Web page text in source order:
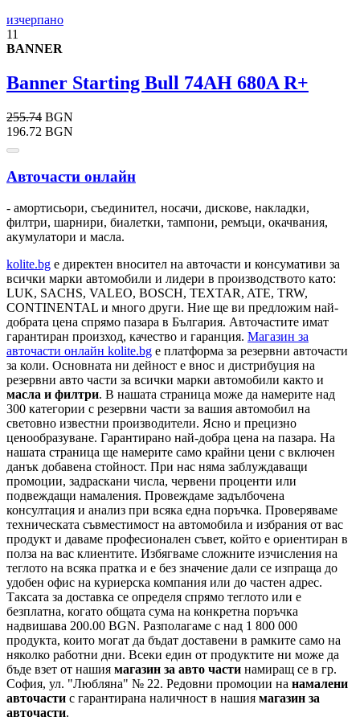
изчерпано
11
BANNER
Banner Starting Bull 74AH 680A R+
255.74 BGN
196.72 BGN
Авточасти онлайн
- амортисьори, съединител, носачи, дискове, накладки,
филтри, шарнири, биалетки, тампони, ремъци, окачвания,
акумулатори и масла.
kolite.bg e директен вносител на авточасти и консумативи за
всички марки автомобили и лидери в производството като:
LUK, SACHS, VALEO, BOSCH, TEXTAR, ATE, TRW,
CONTINENTAL и много други. Ние ще ви предложим най-
добрата цена спрямо пазара в България. Авточастите имат
гарантиран произход, качество и гаранция. Магазин за
авточасти онлайн kolite.bg е платформа за резервни авточасти
за коли. Основната ни дейност е внос и дистрибуция на
резервни авто части за всички марки автомобили както и
масла и филтри. В нашата страница може да намерите над
300 категории с резервни части за вашия автомобил на
световно известни производители. Ясно и прецизно
ценообразуване. Гарантирано най-добра цена на пазара. На
нашата страница ще намерите само крайни цени с включен
данък добавена стойност. При нас няма заблуждаващи
промоции, задраскани числа, червени проценти или
подвеждащи намаления. Провеждаме задълбочена
консултация и анализ при всяка една поръчка. Проверяваме
техническата съвместимост на автомобила и избрания от вас
продукт и даваме професионален съвет, който е ориентиран в
полза на вас клиентите. Избягваме сложните изчисления на
теглото на всяка пратка и е без значение дали се изпраща до
удобен офис на куриерска компания или до частен адрес.
Таксата за доставка се определя спрямо теглото или е
безплатна, когато общата сума на конкретна поръчка
надвишава 200.00 BGN. Разполагаме с над 1 800 000
продукта, които могат да бъдат доставени в рамките само на
няколко работни дни. Всеки един от продуктите ни може да
бъде взет от нашия магазин за авто части намиращ се в гр.
София, ул. "Любляна" № 22. Редовни промоции на намалени
авточасти с гарантирана наличност в нашия магазин за
авточасти.